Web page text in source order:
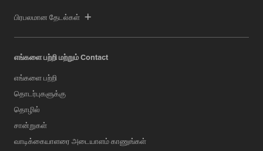
பிரபலமான தேடல்கள்
எங்களை பற்றி மற்றும் Contact
எங்களை பற்றி
தொடர்புகளுக்கு
தொழில்
சான்றுகள்
வாடிக்கையாளரை அடையாளம் காணுங்கள்